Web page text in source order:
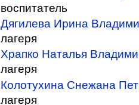
воспитатель
Дягилева Ирина
лагеря
Храпко Наталья
лагеря
Колотухина Снежана
лагеря